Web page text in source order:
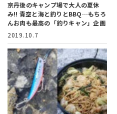
京丹後のキャンプ場で大人の夏休
み!! 青空と海と釣りとBBQ…もちろ
んお肉も最高の「釣りキャン」企画
2019.10.7